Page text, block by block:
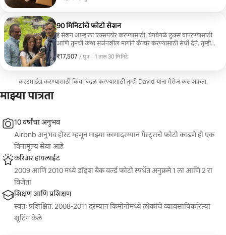
वाढदिवस आणि विशेष प्रसंगांसाठी योग्य. कृपया लक्षात घ्या: ही केवळ
जादूची ऑफर आहे आणि यात फोटोग्राफीचा समावेश नाही.
90 मिनिटांचे फोटो सेशन
हे सेशन आम्हाला एक्सप्लोर करण्यासाठी, वेगवेगळे लुक्स वापरण्यासाठी
आणि तुमची कथा सर्जनशील मार्गाने कॅप्चर करण्यासाठी संधी देते. तुम्ही
आणि तुम्हाला उच्च-गुणवत्तेचे आयफोन फोटो त्वरित पाठवेन - डुप्लिकेट्स
₹17,507 / ग्रुप
₹17,507, प्रति ग्रुप
, · 1 तास 30 मिनिटे
कस्टमाईझ करण्यासाठी किंवा बदल करण्यासाठी तुम्ही David यांना मेसेज करू शकता.
माझ्या पात्रता
10 वर्षांचा अनुभव
Airbnb अनुभव होस्ट म्हणून माझ्या कामादरम्यान गेस्ट्सचे फोटो काढणे ही एक
विनामूल्य सेवा आहे
करिअर हायलाईट
2009 आणि 2010 मध्ये डॉइश बँक वर्ल्ड फोटो स्पर्धेत अनुक्रमे 1 ला आणि 2 रा
विजेता
शिक्षण आणि प्रशिक्षण
स्वतः प्रशिक्षित. 2008-2011 दरम्यान किमोनोमध्ये लोकांचे व्यावसायिकरित्या
शूटिंग केले